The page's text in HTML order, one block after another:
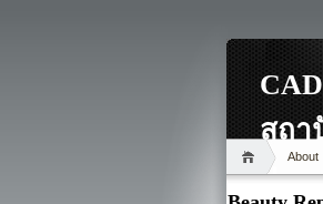
สถา
About